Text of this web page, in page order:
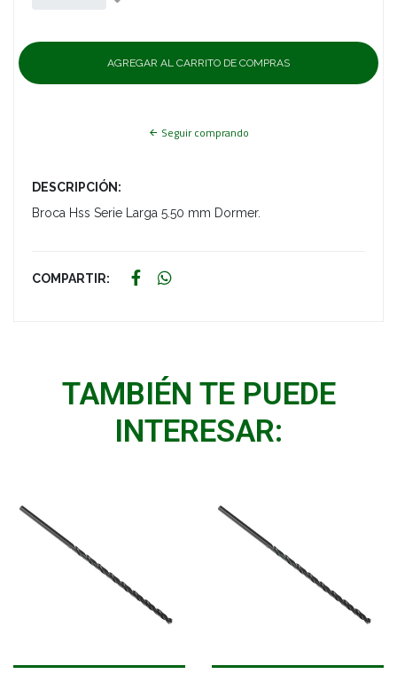
Seguir comprando
DESCRIPCIÓN:
Broca Hss Serie Larga 5.50 mm Dormer.
COMPARTIR:
TAMBIÉN TE PUEDE
INTERESAR: